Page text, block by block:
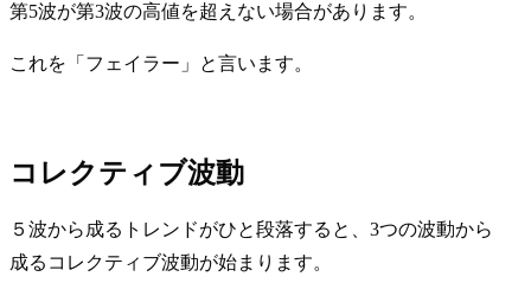
第5波が第3波の高値を超えない場合があります。
これを「フェイラー」と言います。
コレクティブ波動
５波から成るトレンドがひと段落すると、3つの波動から
成る コレクティブ波動が始まります。